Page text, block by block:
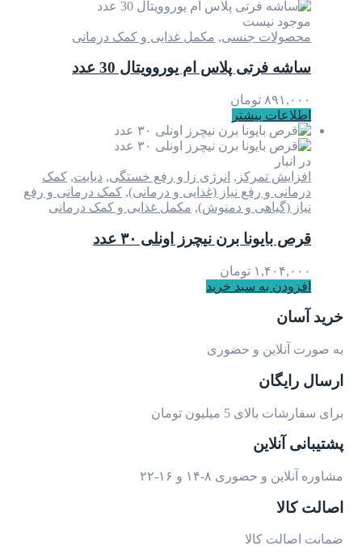
موجود نیست
محصولات جنسی, مکمل غذایی و کمک درمانی
ساشه فرتی پلاس ام یوروویتال 30 عدد
۸۹۱,۰۰۰ تومان
اطلاعات بیشتر
در انبار
افزایش تمرکز , انرژی زا و رفع خستگی, دیابت, کمک
درمانی و رفع نیاز (غذایی و درمانی), کمک درمانی و رفع
نیاز (گیاهی و دمنوش), مکمل غذایی و کمک درمانی
قرص بایونا برن نیچرز اونلی ۳۰ عدد
۱,۴۰۴,۰۰۰ تومان
افزودن به سبد خرید
خرید آسان
به صورت آنلاین و حضوری
ارسال رایگان
برای سفارشات بالای 5 میلیون تومان
پشتیبانی آنلاین
مشاوره آنلاین و حضوری ۸-۱۴ و ۱۶-۲۲
اصالت کالا
ضمانت اصالت کالا